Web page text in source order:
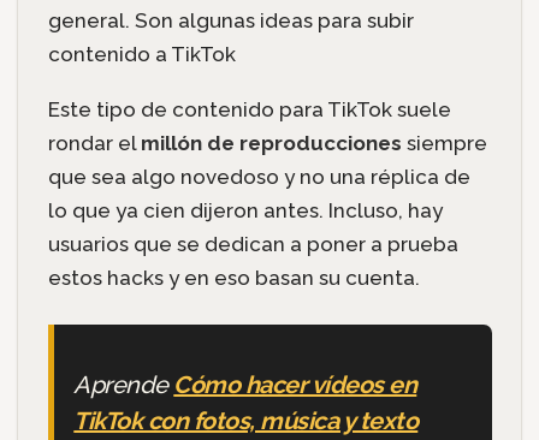
general. Son algunas ideas para subir
contenido a TikTok
Este tipo de contenido para TikTok suele
rondar el millón de reproducciones siempre
que sea algo novedoso y no una réplica de
lo que ya cien dijeron antes. Incluso, hay
usuarios que se dedican a poner a prueba
estos hacks y en eso basan su cuenta.
Aprende Cómo hacer vídeos en
TikTok con fotos, música y texto